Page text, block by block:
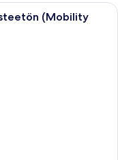
on vihreä sohva,
(Mobility